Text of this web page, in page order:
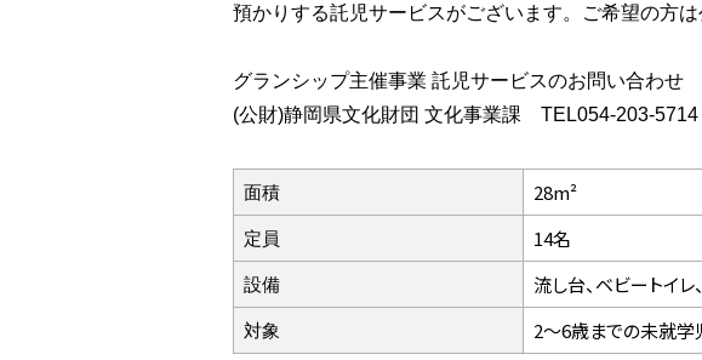
預かりする託児サービスがございます。ご希望の方
グランシップ主催事業 託児サービスのお問い合わせ
(公財)静岡県文化財団 文化事業課 TEL054-203-5714
面積 28m²
定員 14名
設備 流し台、ベビートイレ
対象 2～6歳までの未就学